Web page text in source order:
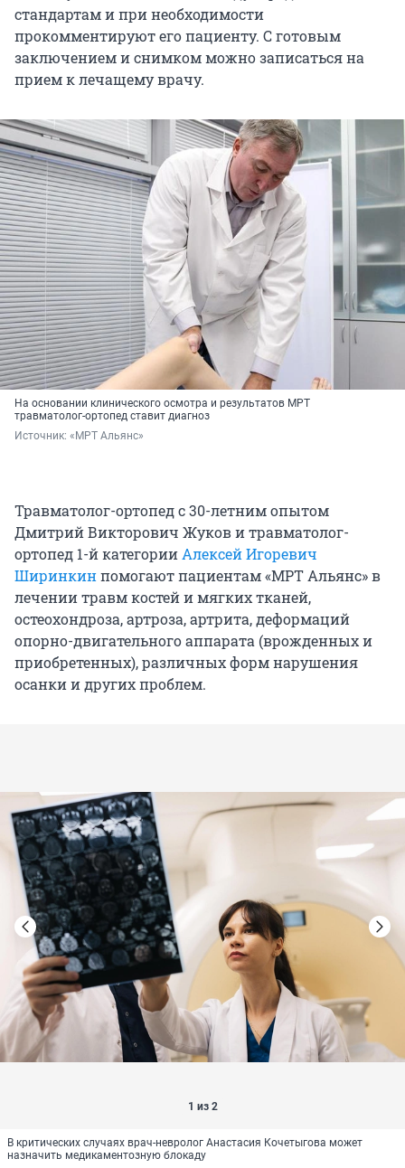
стандартам и при необходимости
прокомментируют его пациенту. С готовым
заключением и снимком можно записаться на
прием к лечащему врачу.
На основании клинического осмотра и результатов МРТ
травматолог-ортопед ставит диагноз
Источник: «МРТ Альянс»
Травматолог-ортопед с 30-летним опытом
Дмитрий Викторович Жуков и травматолог-
ортопед 1-й категорииАлексей Игоревич
Ширинкинпомогают пациентам «МРТ Альянс» в
лечении травм костей и мягких тканей,
остеохондроза, артроза, артрита, деформаций
опорно-двигательного аппарата (врожденных и
приобретенных), различных форм нарушения
осанки и других проблем.
1 из 2
В критических случаях врач-невролог Анастасия Кочетыгова может
назначить медикаментозную блокаду